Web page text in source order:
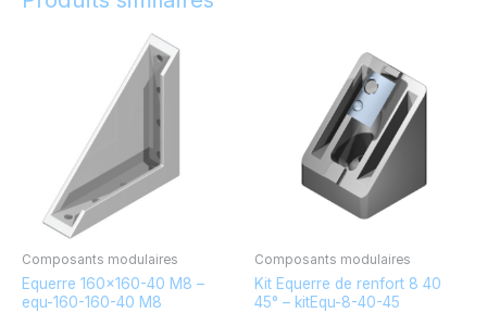
Composants modulaires
Equerre 160×160-40 M8 –
equ-160-160-40 M8
Composants modulaires
Kit Equerre de renfort 8 40
45° – kitEqu-8-40-45